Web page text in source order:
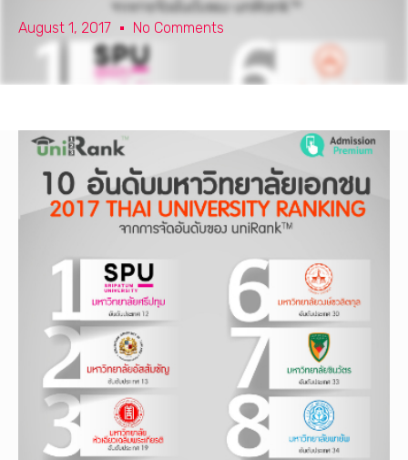
August 1, 2017 No Comments